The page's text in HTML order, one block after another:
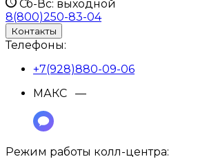
Сб-Вс: выходной
8(800)250-83-04
Контакты
Телефоны:
+7(928)880-09-06
МАКС —
Режим работы колл-центра: